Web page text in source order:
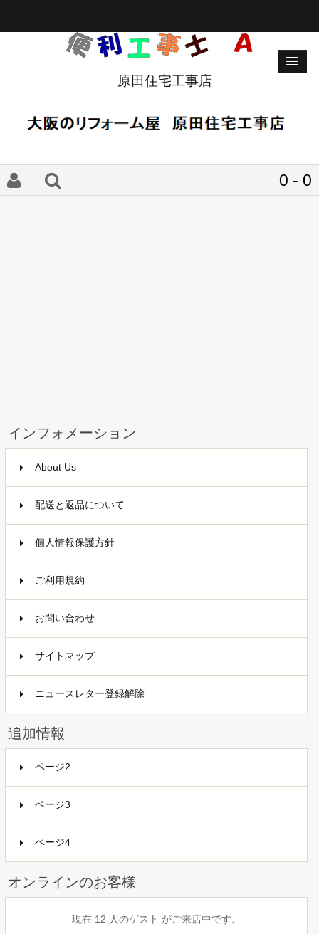
原田住宅工事店
0 - 0
インフォメーション
About Us
配送と返品について
個人情報保護方針
ご利用規約
お問い合わせ
サイトマップ
ニュースレター登録解除
追加情報
ページ2
ページ3
ページ4
オンラインのお客様
現在 12 人のゲスト がご来店中です。